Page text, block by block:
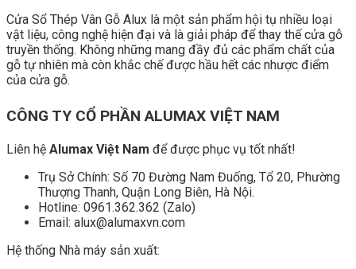
Cửa Sổ Thép Vân Gỗ Alux là một sản phẩm hội tụ nhiều loại
vật liệu, công nghệ hiện đại và là giải pháp để thay thế cửa gỗ
truyền thống. Không những mang đầy đủ các phẩm chất của
gỗ tự nhiên mà còn khắc chế được hầu hết các nhược điểm
của cửa gỗ.
CÔNG TY CỔ PHẦN ALUMAX VIỆT NAM
Liên hệ Alumax Việt Nam để được phục vụ tốt nhất!
Trụ Sở Chính: Số 70 Đường Nam Đuống, Tổ 20, Phường
Thượng Thanh, Quận Long Biên, Hà Nội.
Hotline: 0961.362.362 (Zalo)
Email: alux@alumaxvn.com
Hệ thống Nhà máy sản xuất: